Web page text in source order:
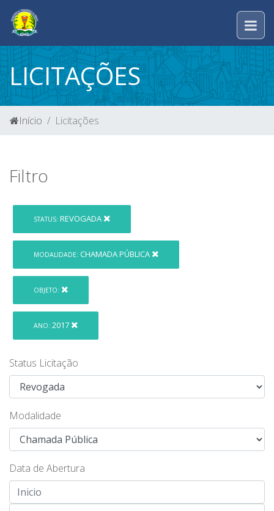
LICITAÇÕES
Início Licitações
Filtro
STATUS: REVOGADA
MODALIDADE: CHAMADA PÚBLICA
OBJETO:
ANO: 2017
Status Licitação
Modalidade
Data de Abertura